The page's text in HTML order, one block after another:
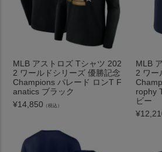
MLB アストロズ Tシャツ 202
2 ワールドシリーズ 優勝記念
Champions パレード ロンT F
anatics ブラック
¥14,850 （税込）
MLB
2 ワー
rophy
ビー
¥